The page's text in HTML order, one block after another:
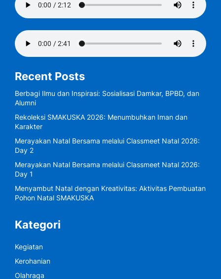
Recent Posts
Berbagi Ilmu dan Inspirasi: Sosialisasi Damkar, BPBD, dan
Alumni
Rekoleksi SMAKUSKA 2026: Menumbuhkan Iman dan
Karakter
Merayakan Natal Bersama melalui Classmeet Natal 2026:
Day 2
Merayakan Natal Bersama melalui Classmeet Natal 2026:
Day 1
Menyambut Natal dengan Kreativitas: Aktivitas Pembuatan
Pohon Natal SMAKUSKA
Kategori
Kegiatan
Kerohanian
Olahraga